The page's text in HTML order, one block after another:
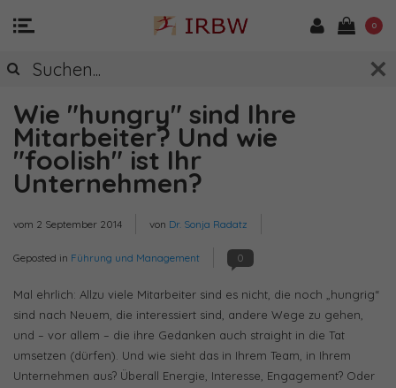
0
Wie "hungry" sind Ihre
Mitarbeiter? Und wie
"foolish" ist Ihr
Unternehmen?
vom 2 September 2014 von Dr. Sonja Radatz
Geposted in Führung und Management 0
Mal ehrlich: Allzu viele Mitarbeiter sind es nicht, die noch „hungrig“
sind nach Neuem, die interessiert sind, andere Wege zu gehen,
und – vor allem – die ihre Gedanken auch straight in die Tat
umsetzen (dürfen). Und wie sieht das in Ihrem Team, in Ihrem
Unternehmen aus? Überall Energie, Interesse, Engagement? Oder